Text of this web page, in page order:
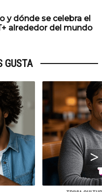
y dónde se celebra el
alrededor del mundo
GUSTA